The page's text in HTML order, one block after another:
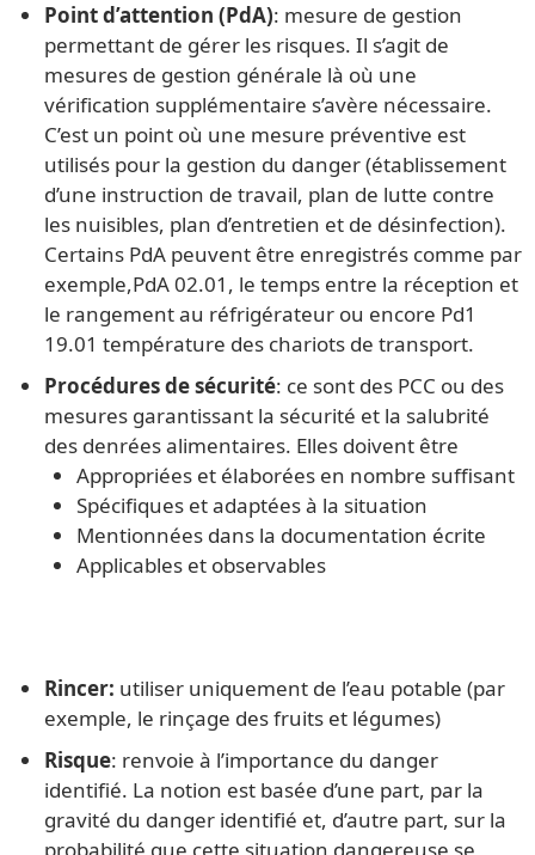
Point d’attention (PdA): mesure de gestion
permettant de gérer les risques. Il s’agit de
mesures de gestion générale là où une
vérification supplémentaire s’avère nécessaire.
C’est un point où une mesure préventive est
utilisés pour la gestion du danger (établissement
d’une instruction de travail, plan de lutte contre
les nuisibles, plan d’entretien et de désinfection).
Certains PdA peuvent être enregistrés comme par
exemple,PdA 02.01, le temps entre la réception et
le rangement au réfrigérateur ou encore Pd1
19.01 température des chariots de transport.
Procédures de sécurité: ce sont des PCC ou des
mesures garantissant la sécurité et la salubrité
des denrées alimentaires. Elles doivent être
Appropriées et élaborées en nombre suffisant
Spécifiques et adaptées à la situation
Mentionnées dans la documentation écrite
Applicables et observables
Rincer: utiliser uniquement de l’eau potable (par
exemple, le rinçage des fruits et légumes)
Risque: renvoie à l’importance du danger
identifié. La notion est basée d’une part, par la
gravité du danger identifié et, d’autre part, sur la